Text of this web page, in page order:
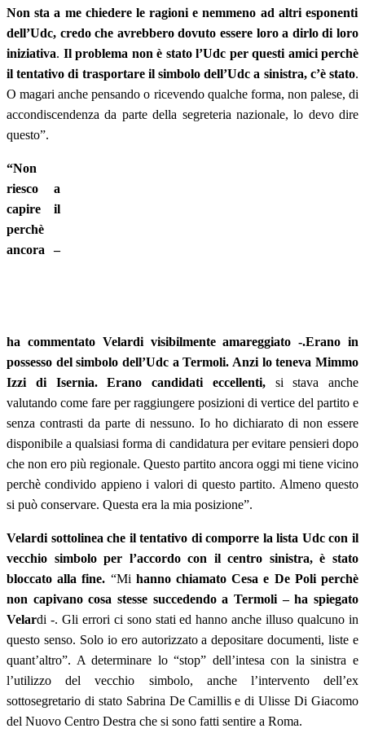
Non sta a me chiedere le ragioni e nemmeno ad altri esponenti
dell’Udc, credo che avrebbero dovuto essere loro a dirlo di loro
iniziativa. Il problema non è stato l’Udc per questi amici perchè
il tentativo di trasportare il simbolo dell’Udc a sinistra, c’è stato.
O magari anche pensando o ricevendo qualche forma, non palese, di
accondiscendenza da parte della segreteria nazionale, lo devo dire
questo”.
“Non
riesco a
capire il
perchè
ancora –
ha commentato Velardi visibilmente amareggiato -.Erano in
possesso del simbolo dell’Udc a Termoli. Anzi lo teneva Mimmo
Izzi di Isernia. Erano candidati eccellenti, si stava anche
valutando come fare per raggiungere posizioni di vertice del partito e
senza contrasti da parte di nessuno. Io ho dichiarato di non essere
disponibile a qualsiasi forma di candidatura per evitare pensieri dopo
che non ero più regionale. Questo partito ancora oggi mi tiene vicino
perchè condivido appieno i valori di questo partito. Almeno questo
si può conservare. Questa era la mia posizione”.
Velardi sottolinea che il tentativo di comporre la lista Udc con il
vecchio simbolo per l’accordo con il centro sinistra, è stato
bloccato alla fine. “Mi hanno chiamato Cesa e De Poli perchè
non capivano cosa stesse succedendo a Termoli – ha spiegato
Velardi -. Gli errori ci sono stati ed hanno anche illuso qualcuno in
questo senso. Solo io ero autorizzato a depositare documenti, liste e
quant’altro”. A determinare lo “stop” dell’intesa con la sinistra e
l’utilizzo del vecchio simbolo, anche l’intervento dell’ex
sottosegretario di stato Sabrina De Camillis e di Ulisse Di Giacomo
del Nuovo Centro Destra che si sono fatti sentire a Roma.